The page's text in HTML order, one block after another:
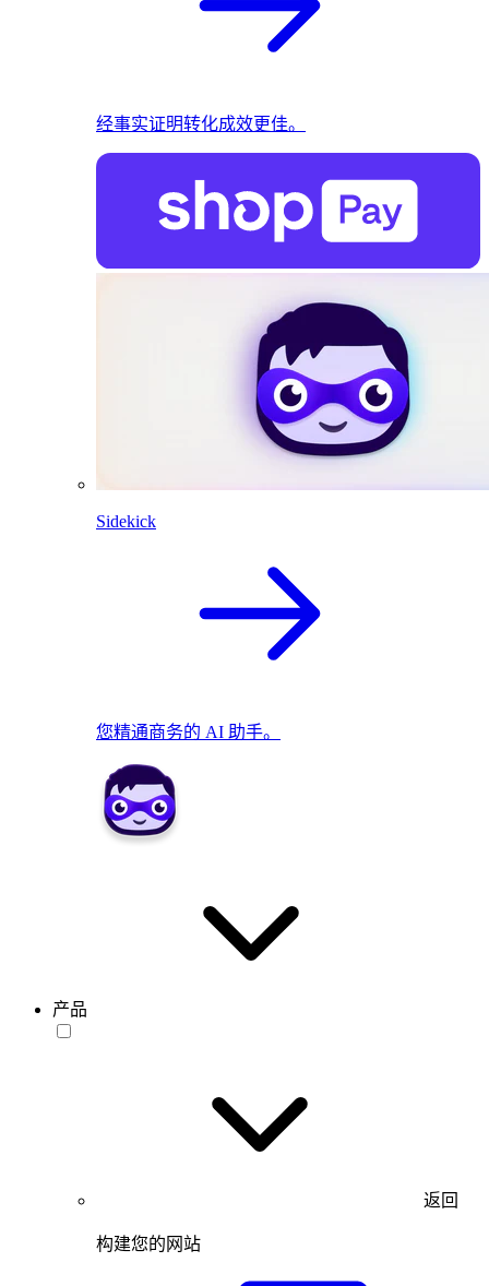
经事实证明转化成效更佳。
Sidekick
您精通商务的 AI 助手。
产品
返回
构建您的网站